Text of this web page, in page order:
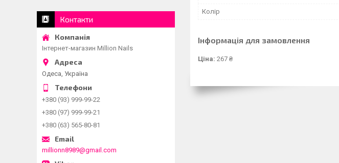
Колір
Інформація для замовлення
Ціна: 267 ₴
Контакти
Інтернет-магазин Million Nails
Одеса, Україна
+380 (93) 999-99-22
+380 (97) 999-99-21
+380 (63) 565-80-81
millionn8989@gmail.com